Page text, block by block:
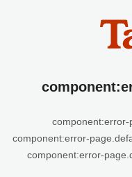
component:error-
component:error-